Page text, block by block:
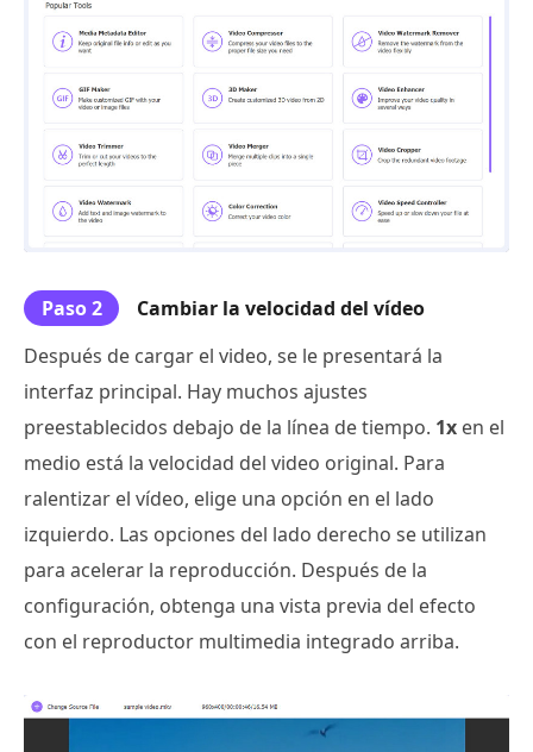
Paso 2
Cambiar la velocidad del vídeo
Después de cargar el video, se le presentará la
interfaz principal. Hay muchos ajustes
preestablecidos debajo de la línea de tiempo. 1x en el
medio está la velocidad del video original. Para
ralentizar el vídeo, elige una opción en el lado
izquierdo. Las opciones del lado derecho se utilizan
para acelerar la reproducción. Después de la
configuración, obtenga una vista previa del efecto
con el reproductor multimedia integrado arriba.